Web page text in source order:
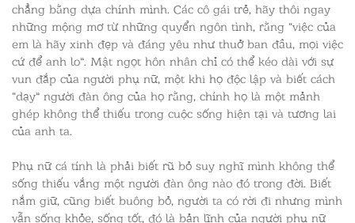
chẳng bằng dựa chính mình. Các cô gái trẻ, hãy thôi ngay
những mộng mơ từ những quyển ngôn tình, rằng “việc của
em là hãy xinh đẹp và đáng yêu như thuở ban đầu, mọi việc
cứ để anh lo”. Mật ngọt hôn nhân chỉ có thể kéo dài với sự
vun đắp của người phụ nữ, một khi họ độc lập và biết cách
“dạy” người đàn ông của họ rằng, chính họ là một mảnh
ghép không thể thiếu trong cuộc sống hiện tại và tương lai
của anh ta.
Phụ nữ cá tính là phải biết rũ bỏ suy nghĩ mình không thể
sống thiếu vắng một người đàn ông nào đó trong đời. Biết
nắm giữ, cũng biết buông bỏ, người ta có rời đi nhưng mình
vẫn sống khỏe, sống tốt, đó là bản lĩnh của người phụ nữ